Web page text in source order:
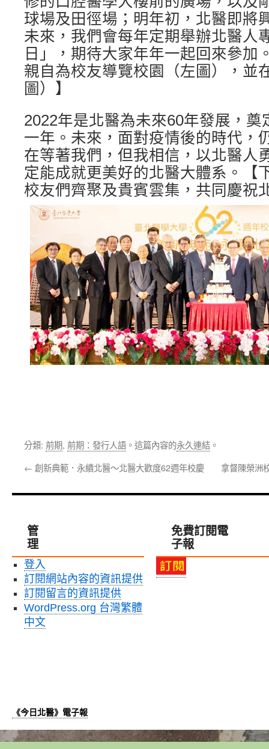
球場及田徑場；明年初，北醫即將
未來，我們會每年定期舉辦北醫人
日」，期待大家年年一起回來參加
親自為校友導覽校園（左圖），並
圖）】
2022年是北醫為未來60年發展，奠
一年。未來，面對疫情後的時代，
在等著我們，但我相信，以北醫人
定能成就更美好的北醫大體系。【
校友們齊聚及貴賓雲集，共同慶祝
分類: 前期, 前期：發行人語 。這篇內容的永久連結 。
← 創新典範．永續北醫～北醫大歡度62週年校慶 拿督陳榮洲
管
理
登入
訂閱網站內容的資訊提供
訂閱留言的資訊提供
WordPress.org 台灣繁體
中文
免費訂閱電
子報
《今日北醫》電子報